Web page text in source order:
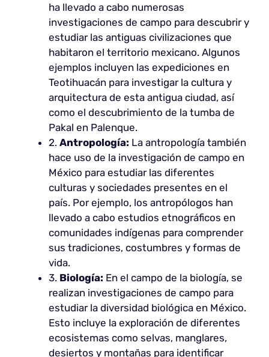
ha llevado a cabo numerosas
investigaciones de campo para descubrir y
estudiar las antiguas civilizaciones que
habitaron el territorio mexicano. Algunos
ejemplos incluyen las expediciones en
Teotihuacán para investigar la cultura y
arquitectura de esta antigua ciudad, así
como el descubrimiento de la tumba de
Pakal en Palenque.
2. Antropología: La antropología también
hace uso de la investigación de campo en
México para estudiar las diferentes
culturas y sociedades presentes en el
país. Por ejemplo, los antropólogos han
llevado a cabo estudios etnográficos en
comunidades indígenas para comprender
sus tradiciones, costumbres y formas de
vida.
3. Biología: En el campo de la biología, se
realizan investigaciones de campo para
estudiar la diversidad biológica en México.
Esto incluye la exploración de diferentes
ecosistemas como selvas, manglares,
desiertos y montañas para identificar